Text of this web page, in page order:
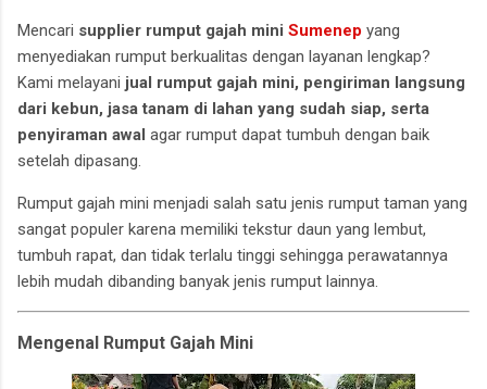
Mencari supplier rumput gajah mini Sumenep yang
menyediakan rumput berkualitas dengan layanan lengkap?
Kami melayani jual rumput gajah mini, pengiriman langsung
dari kebun, jasa tanam di lahan yang sudah siap, serta
penyiraman awal agar rumput dapat tumbuh dengan baik
setelah dipasang.
Rumput gajah mini menjadi salah satu jenis rumput taman yang
sangat populer karena memiliki tekstur daun yang lembut,
tumbuh rapat, dan tidak terlalu tinggi sehingga perawatannya
lebih mudah dibanding banyak jenis rumput lainnya.
Mengenal Rumput Gajah Mini